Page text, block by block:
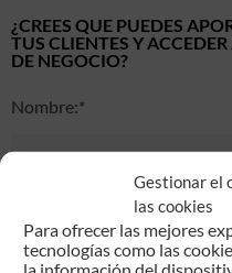
Gestionar el
las cookies
Para ofrecer las mejores
tecnologías como las
¿CREES QUE PUEDES
TUS CLIENTES Y
DE NEGOCIO?
Nombre:*